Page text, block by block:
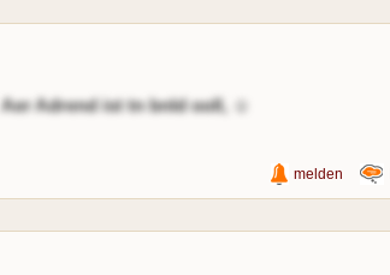
Aer Adrend ist tn bnld ooll, ☺
melden